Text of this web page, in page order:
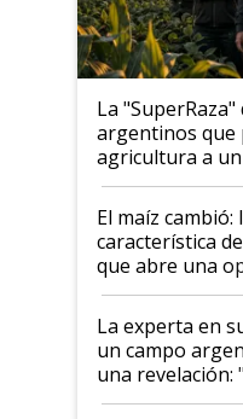
La
argentinos que
agricultura a un
posibilidades
infinitas"
El maíz cambió:
característica
que abre una
el lote
La experta en
un campo
una revelación:
impresionó